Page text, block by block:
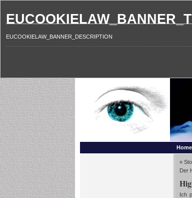
EUCOOKIELAW_BANNER_DESCRIPTION
Home
«
Der
Ich